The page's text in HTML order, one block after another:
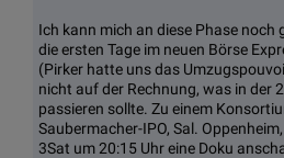
Ich kann mich an diese Phase noch
die ersten Tage im neuen Börse
(Pirker hatte uns das
nicht auf der Rechnung, was in der
passieren sollte. Zu einem
Saubermacher-IPO, Sal.
3Sat um 20:15 Uhr eine Doku